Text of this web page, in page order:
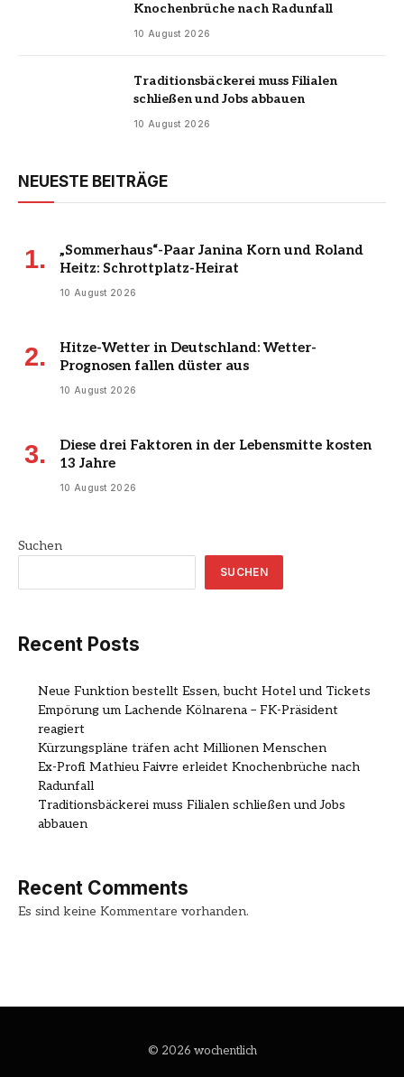
Knochenbrüche nach Radunfall
10 August 2026
Traditionsbäckerei muss Filialen
schließen und Jobs abbauen
10 August 2026
NEUESTE BEITRÄGE
„Sommerhaus“-Paar Janina Korn und Roland
Heitz: Schrottplatz-Heirat
10 August 2026
Hitze-Wetter in Deutschland: Wetter-
Prognosen fallen düster aus
10 August 2026
Diese drei Faktoren in der Lebensmitte kosten
13 Jahre
10 August 2026
Suchen
SUCHEN
Recent Posts
Neue Funktion bestellt Essen, bucht Hotel und Tickets
Empörung um Lachende Kölnarena – FK-Präsident
reagiert
Kürzungspläne träfen acht Millionen Menschen
Ex-Profi Mathieu Faivre erleidet Knochenbrüche nach
Radunfall
Traditionsbäckerei muss Filialen schließen und Jobs
abbauen
Recent Comments
Es sind keine Kommentare vorhanden.
© 2026 wochentlich